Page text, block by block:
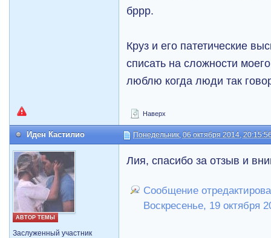
бррр.
Круз и его патетические
списать на сложности
люблю когда люди так
Наверх
Иден Кастилио Понедельник, 06 октября 2014,
АВТОР ТЕМЫ
Заслуженный участник
Лия, спасибо за отзыв и
Сообщение
Воскресенье, 19 октября